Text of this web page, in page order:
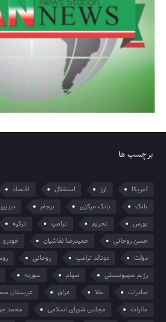
برچسب ها
آمریکا ارز استقلال اقتصاد
بانک
بانک مرکزی برجام بنزین
بورس
تحریم ترامپ ترکیه
حسن روحانی
حمیدرضا نقاشیان خودرو
دولت
دونالد ترامپ روحانی
رژیم صهیونیستی
سهام سوریه
صادرات
طلا عراق عربستان
مالیات
مجلس شورای اسلامی محمد